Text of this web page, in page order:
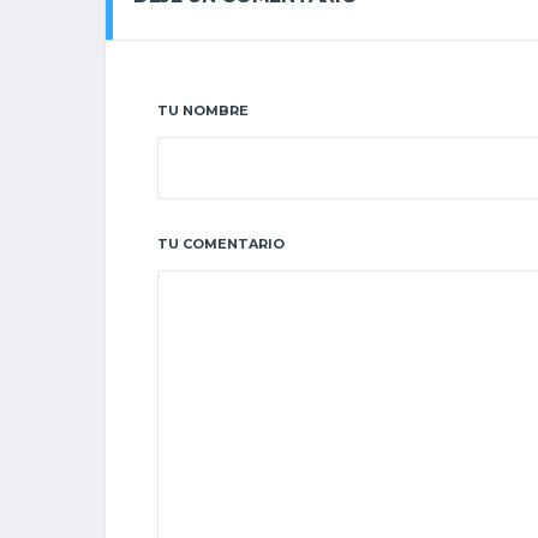
TU NOMBRE
TU COMENTARIO